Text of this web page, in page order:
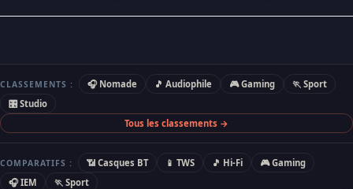
CLASSEMENTS : 🎧 Nomade 🎵 Audiophile 🎮 Gaming
🏃 Sport
🎛 Studio
Tous les classements →
COMPARATIFS : 📶 Casques BT 📱 TWS 🎵 Hi-Fi
🎮 Gaming
🎧 IEM
🏃 Sport